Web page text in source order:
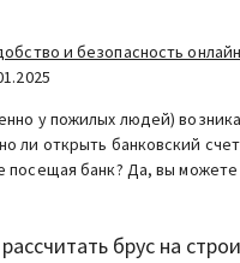
и безопасность
у пожилых людей)
ли открыть банковский счет
посещая банк? Да, вы можете
брус на